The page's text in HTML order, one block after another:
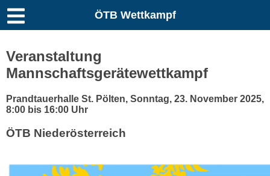
ÖTB Wettkampf
Veranstaltung
Mannschaftsgerätewettkampf
Prandtauerhalle St. Pölten, Sonntag, 23. November 2025,
8:00 bis 16:00 Uhr
ÖTB Niederösterreich